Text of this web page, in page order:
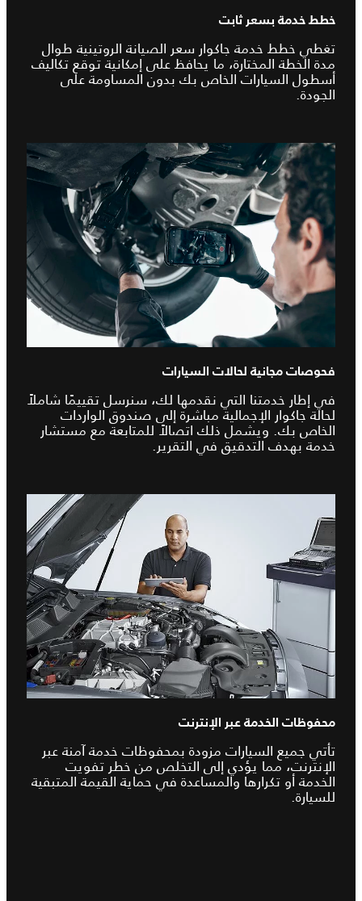
خطط خدمة بسعر ثابت
تغطي خطط خدمة جاكوار سعر الصيانة الروتينية طوال
مدة الخطة المختارة، ما يحافظ على إمكانية توقع تكاليف
أسطول السيارات الخاص بك بدون المساومة على
الجودة.
فحوصات مجانية لحالات السيارات
في إطار خدمتنا التي نقدمها لك، سنرسل تقييمًا شاملاً
لحالة جاكوار الإجمالية مباشرة إلى صندوق الواردات
الخاص بك. ويشمل ذلك اتصالاً للمتابعة مع مستشار
خدمة بهدف التدقيق في التقرير.
محفوظات الخدمة عبر الإنترنت
تأتي جميع السيارات مزودة بمحفوظات خدمة آمنة عبر
الإنترنت، مما يؤدي إلى التخلص من خطر تفويت
الخدمة أو تكرارها والمساعدة في حماية القيمة المتبقية
للسيارة.